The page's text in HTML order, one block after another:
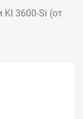
3600-Si (от